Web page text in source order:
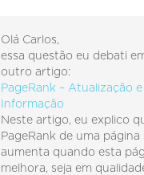
Olá Carlos,
essa questão eu debati
outro artigo:
PageRank – Atualização e
Informação
Neste artigo, eu explico
PageRank de uma
aumenta quando esta
melhora, seja em